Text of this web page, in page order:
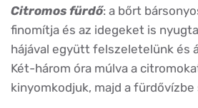
Citromos fürdő: a bőrt
finomítja és az idegeket is
hájával együtt felszeletelünk és
Két-három óra múlva a
kinyomkodjuk, majd a fürdővízbe